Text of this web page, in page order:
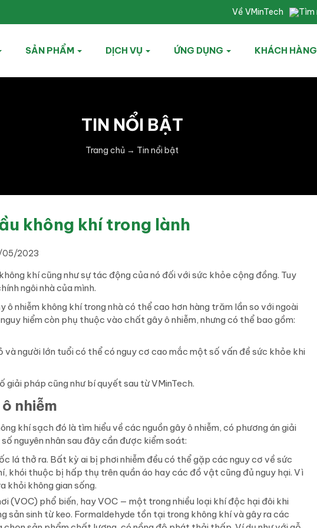
Về VMinTech Tìm
SẢN PHẨM DỊCH VỤ ỨNG DỤNG KHÁCH HÀNG
TIN NỔI BẬT
Trang chủ → Tin nổi bật
không khí trong lành
2023
khí cũng như sự tác động của nó đối với sức khỏe cộng đồng. Tuy
ngôi nhà của mình.
nhiễm không khí trong nhà có thể cao hơn hàng trăm lần so với ngoài
hiểm còn phụ thuộc vào chất gây ô nhiễm, nhưng có thể bao gồm:
người lớn tuổi có thể có nguy cơ cao mắc một số vấn đề sức khỏe khi
pháp cũng như bí quyết sau từ VMinTech.
nhiễm
khí sạch đó là tìm hiểu về các nguồn gây ô nhiễm, có phương án giải
nguyên nhân sau đây cần được kiểm soát:
lá thở ra. Bất kỳ ai bị phơi nhiễm đều có thể gặp các nguy cơ về sức
khói thuộc bị hấp thụ trên quần áo hay các đồ vật cũng đủ nguy hại. Vì
khỏi không gian sống.
(VOC) phổ biến, hay VOC — một trong nhiều loại khí độc hại đôi khi
sản sinh từ keo. Formaldehyde tồn tại trong không khí và gây ra các